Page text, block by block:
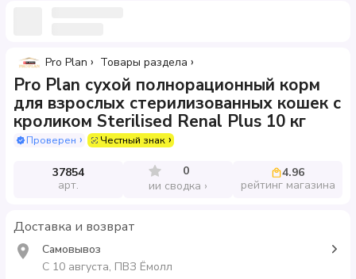
Pro Plan Товары раздела
Pro Plan сухой полнорационный корм
для взрослых стерилизованных кошек с
кроликом Sterilised Renal Plus 10 кг
Проверен Честный знак
37854
арт.
0
ии сводка
4.96
рейтинг магазина
Доставка и возврат
Самовывоз
С 10 августа, ПВЗ Ёмолл